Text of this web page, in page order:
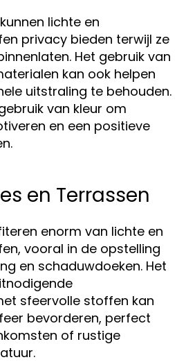
lichte en
privacy bieden terwijl ze
Het gebruik van
kan ook helpen
uitstraling te behouden.
van kleur om
en een positieve
en Terrassen
enorm van lichte en
vooral in de opstelling
en schaduwdoeken. Het
sfeervolle stoffen kan
bevorderen, perfect
of rustige